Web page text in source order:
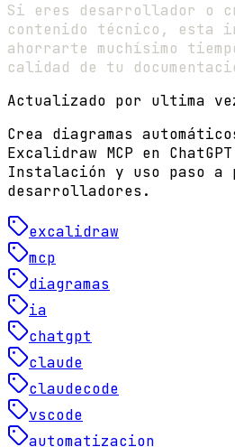
Si eres desarrollador o
contenido técnico, esta
ahorrarte muchísimo
calidad de tu
Actualizado por ultima
Crea diagramas
Excalidraw MCP en
Instalación y uso paso a
desarrolladores.
excalidraw
mcp
diagramas
ia
chatgpt
claude
claudecode
vscode
automatizacion